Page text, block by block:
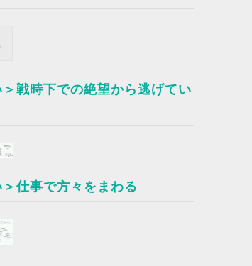
＞戦時下での絶望から逃げてい
＞仕事で方々をまわる